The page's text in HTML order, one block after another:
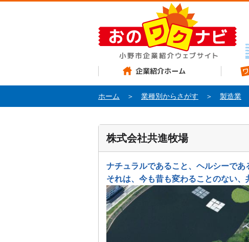
ホーム ＞ 業種別からさがす ＞ 製造業
株式会社共進牧場
ナチュラルであること、ヘルシーであ
それは、今も昔も変わることのない、